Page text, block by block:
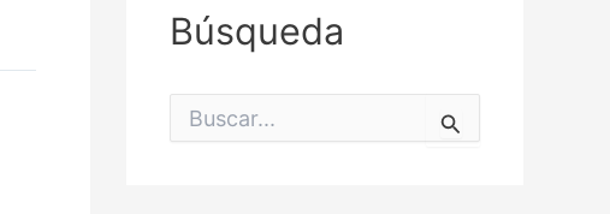
Búsqueda